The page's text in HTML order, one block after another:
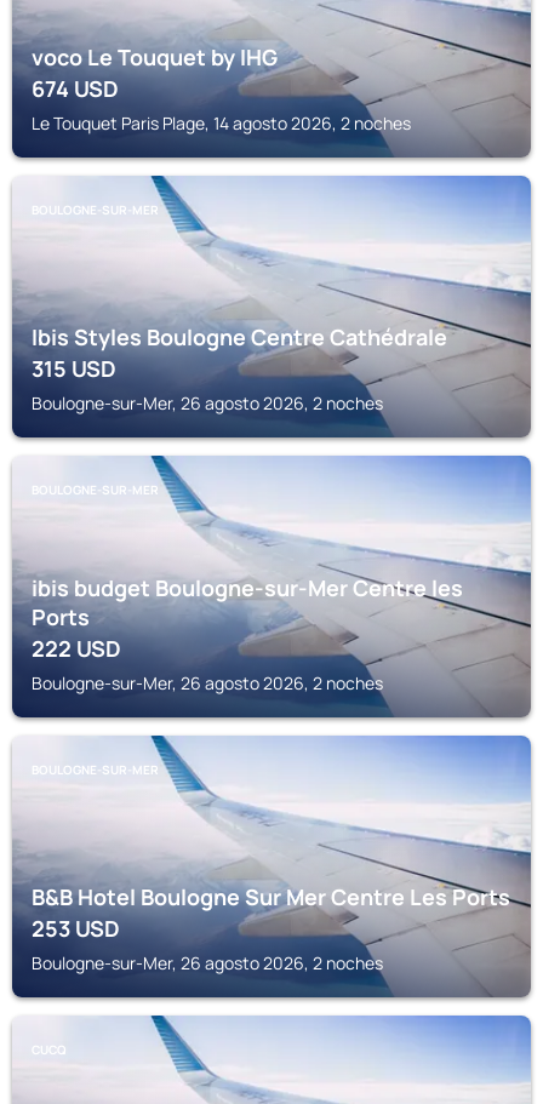
voco Le Touquet by IHG
674USD
Le Touquet Paris Plage, 14 agosto 2026, 2 noches
BOULOGNE-SUR-MER
Ibis Styles Boulogne Centre Cathédrale
315USD
Boulogne-sur-Mer, 26 agosto 2026, 2 noches
BOULOGNE-SUR-MER
ibis budget Boulogne-sur-Mer Centre les
Ports
222USD
Boulogne-sur-Mer, 26 agosto 2026, 2 noches
BOULOGNE-SUR-MER
B&B Hotel Boulogne Sur Mer Centre Les Ports
253USD
Boulogne-sur-Mer, 26 agosto 2026, 2 noches
CUCQ